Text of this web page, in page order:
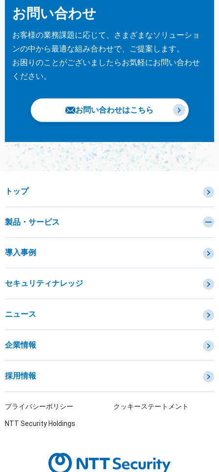
お問い合わせ
お客様の業務課題に応じて、さまざまなソリューショ
ンの中から最適な組み合わせで、ご提案します。
お困りのことがございましたらお気軽にお問い合わせ
ください。
お問い合わせはこちら
トップ
製品・サービス
OTセキュリティ
IoTプロダクトセキュリティ
導入事例
セキュリティナレッジ
ニュース
企業情報
採用情報
プライバシーポリシー クッキーステートメント
NTT Security Holdings